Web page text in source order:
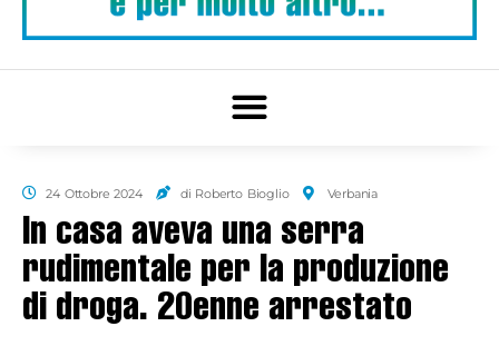
24 Ottobre 2024 di Roberto Bioglio Verbania
In casa aveva una serra
rudimentale per la produzione
di droga. 20enne arrestato